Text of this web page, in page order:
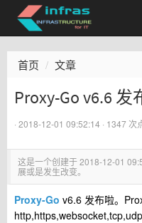
首页 文章
Proxy-Go v6.6 发
· 2018-12-01 09:52:14 · 1347 次
这是一个创建于2018-12-01
展或是发生改变。
Proxy-Go v6.6 发布啦。